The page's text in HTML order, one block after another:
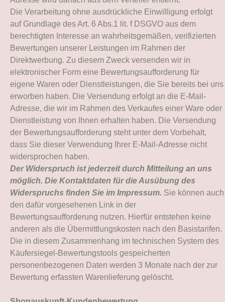
Die Verarbeitung ohne ausdrückliche Einwilligung erfolgt
auf Grundlage des Art. 6 Abs.1 lit. f DSGVO aus dem
berechtigten Interesse an wahrheitsgemäßen, verifizierten
Bewertungen unserer Leistungen im Rahmen der
Direktwerbung. Zu diesem Zweck versenden wir in
elektronischer Form eine Bewertungsaufforderung für
eigene Waren oder Dienstleistungen, die Sie bereits bei uns
erworben haben. Die Versendung erfolgt an die E-Mail-
Adresse, die wir im Rahmen des Verkaufes einer Ware oder
Dienstleistung von Ihnen erhalten haben. Die Versendung
der Bewertungsaufforderung steht unter dem Vorbehalt,
dass Sie dieser Verwendung Ihrer E-Mail-Adresse nicht
widersprochen haben.
Der Widerspruch ist jederzeit durch Mitteilung an uns
möglich. Die Kontaktdaten für die Ausübung des
Widerspruchs finden Sie im Impressum. Sie können auch
den dafür vorgesehenen Link in der
Bewertungsaufforderung nutzen. Hierfür entstehen keine
anderen als die Übermittlungskosten nach den Basistarifen.
Die in diesem Zusammenhang im technischen System des
Käufersiegel-Bewertungstools gespeicherten
personenbezogenen Daten werden 3 Monate nach der zur
Bewertung erfassten Warenlieferung gelöscht.